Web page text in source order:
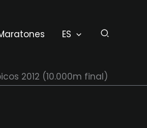
ES
2012 (10.000m final)